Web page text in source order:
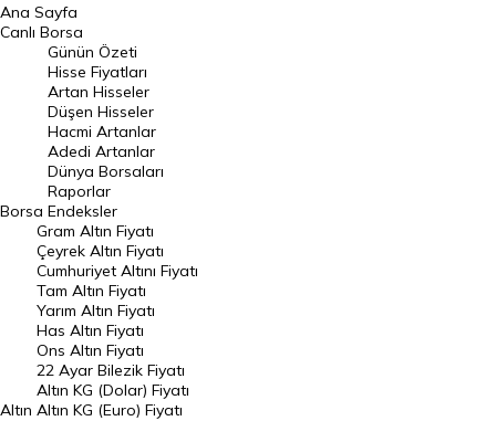
BIST 100 Hisseleri
En Çok Artan Hisseler
En Çok Düşen Hisseler
Hacmi Artanlar
Geçmiş Kapanışlar
Dünya Borsaları
Raporlar
Endeksler
DÖVİZ
Döviz Kuru
Dolar Kuru
Ana Sayfa
Canlı Borsa
Borsa
Günün Özeti
Hisse Fiyatları
Artan Hisseler
Düşen Hisseler
Hacmi Artanlar
Adedi Artanlar
Dünya Borsaları
Raporlar
Endeksler
Altın
Gram Altın Fiyatı
Çeyrek Altın Fiyatı
Cumhuriyet Altını Fiyatı
Tam Altın Fiyatı
Yarım Altın Fiyatı
Has Altın Fiyatı
Ons Altın Fiyatı
22 Ayar Bilezik Fiyatı
Altın KG (Dolar) Fiyatı
Altın KG (Euro) Fiyatı